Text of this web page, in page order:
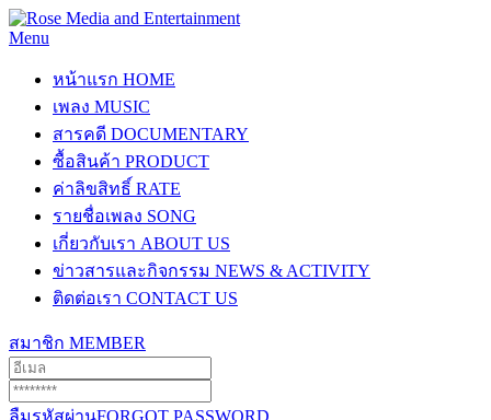
Menu
หน้าแรก HOME
เพลง MUSIC
สารคดี DOCUMENTARY
ซื้อสินค้า PRODUCT
ค่าลิขสิทธิ์ RATE
รายชื่อเพลง SONG
เกี่ยวกับเรา ABOUT US
ข่าวสารและกิจกรรม NEWS & ACTIVITY
ติดต่อเรา CONTACT US
สมาชิก MEMBER
ลืมรหัสผ่านFORGOT PASSWORD